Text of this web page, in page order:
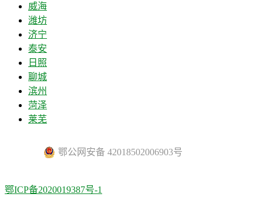
威海
潍坊
济宁
泰安
日照
聊城
滨州
菏泽
莱芜
鄂公网安备 42018502006903号
鄂ICP备2020019387号-1